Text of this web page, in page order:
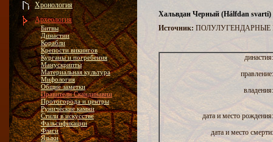
Хронология
Археология
Битвы
Династии
Корабли
Крепости викингов
Курганы и погребения
Манускрипты
Материальная культура
Мифология
Общие заметки
Правители Скандинавии
Протогорода и центры
Рунические камни
Стили в искусстве
Фальсификации
Флаги
Языки
Хальвдан Черный (Hálfdan svarti)
Источник: ПОЛУЛУГЕНДАРНЫЕ
династия:
правление:
владения:
дата и место рождения:
дата и место смерти: